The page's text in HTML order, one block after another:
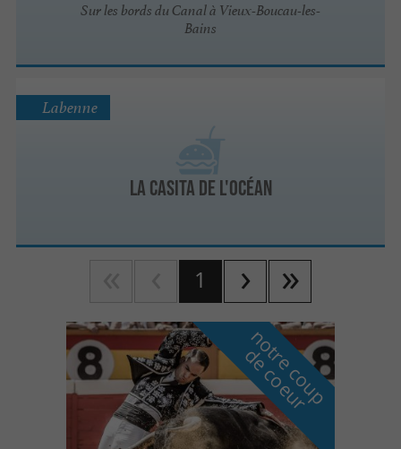
Sur les bords du Canal à Vieux-Boucau-les-
Bains
La Casita de l'océan
Labenne
1
n
o
t
r
e
c
o
u
p
d
e
c
o
e
u
r